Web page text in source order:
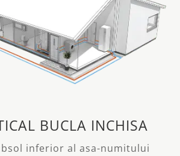
BUCLA INCHISA
inferior al asa-numitului